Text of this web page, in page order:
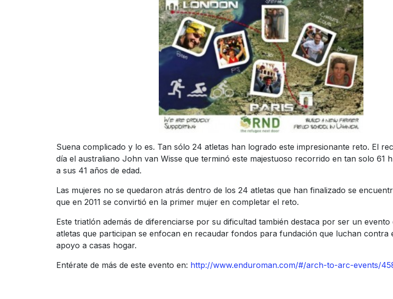
Suena complicado y lo es. Tan sólo 24 atletas han logrado este impresionante reto. El
día el australiano John van Wisse que terminó este majestuoso recorrido en tan solo 61
a sus 41 años de edad.
Las mujeres no se quedaron atrás dentro de los 24 atletas que han finalizado se
que en 2011 se convirtió en la primer mujer en completar el reto.
Este triatlón además de diferenciarse por su dificultad también destaca por ser un evento
atletas que participan se enfocan en recaudar fondos para fundación que luchan contra
apoyo a casas hogar.
Entérate de más de este evento en: http://www.enduroman.com/#/arch-to-arc-events/